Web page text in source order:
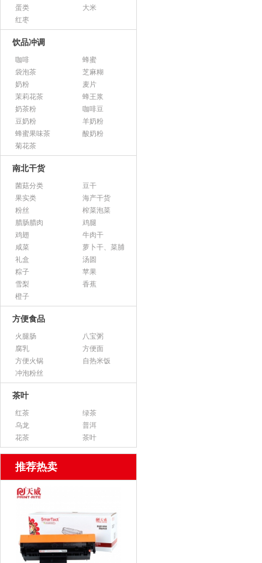
蛋类
大米
红枣
饮品冲调
咖啡
蜂蜜
袋泡茶
芝麻糊
奶粉
麦片
茉莉花茶
蜂王浆
奶茶粉
咖啡豆
豆奶粉
羊奶粉
蜂蜜果味茶
酸奶粉
菊花茶
南北干货
菌菇分类
豆干
果实类
海产干货
粉丝
榨菜泡菜
腊肠腊肉
鸡腿
鸡翅
牛肉干
咸菜
萝卜干、菜脯
礼盒
汤圆
粽子
苹果
雪梨
香蕉
橙子
方便食品
火腿肠
八宝粥
腐乳
方便面
方便火锅
自热米饭
冲泡粉丝
茶叶
红茶
绿茶
乌龙
普洱
花茶
茶叶
推荐热卖